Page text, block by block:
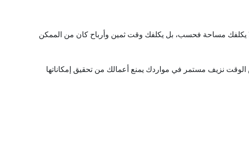
مساحة فحسب، بل يكلفك وقت ثمين وأرباح كان من الممكن
نزيف مستمر في مواردك يمنع أعمالك من تحقيق إمكاناتها